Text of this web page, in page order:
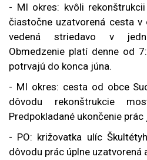
- MI okres: kvôli
čiastočne uzatvorená cesta v
vedená striedavo v
Obmedzenie platí denne od
potrvajú do konca júna.
- MI okres: cesta od obce
dôvodu rekonštrukcie
Predpokladané ukončenie
- PO: križovatka ulíc
dôvodu prác úplne uzatvorená